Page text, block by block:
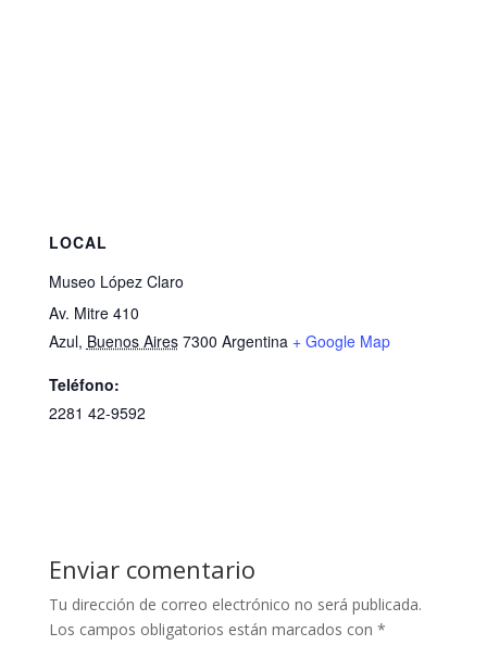
LOCAL
Museo López Claro
Av. Mitre 410
Azul, Buenos Aires 7300 Argentina + Google Map
Teléfono:
2281 42-9592
Enviar comentario
Tu dirección de correo electrónico no será publicada.
Los campos obligatorios están marcados con *